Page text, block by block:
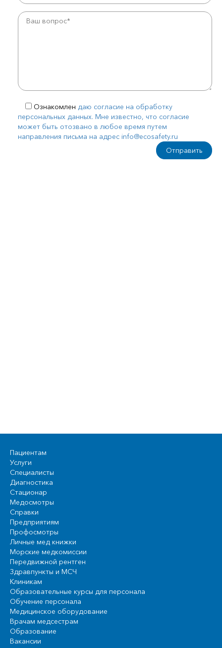
Ознакомлен даю согласие на обработку
персональных данных. Мне известно, что согласие
может быть отозвано в любое время путем
направления письма на адрес info@ecosafety.ru
Пациентам
Услуги
Специалисты
Диагностика
Стационар
Медосмотры
Справки
Предприятиям
Профосмотры
Личные мед книжки
Морские медкомиссии
Передвижной рентген
Здравпункты и МСЧ
Клиникам
Образовательные курсы для персонала
Обучение персонала
Медицинское оборудование
Врачам медсестрам
Образование
Вакансии